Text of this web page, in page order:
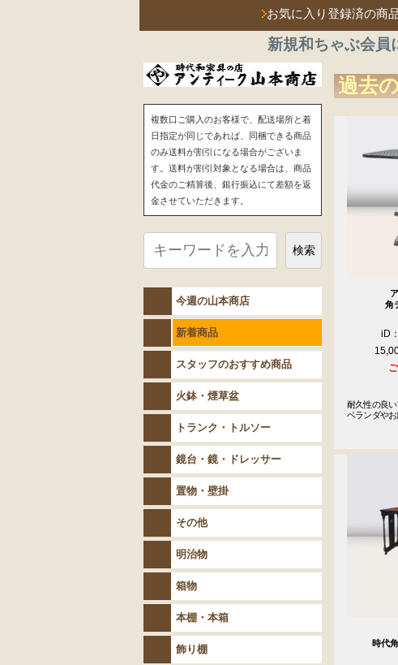
お気に入り登録済の商
新規和ちゃぶ会員
過去
角
iD
耐久性の良
ベランダや
時代
複数口ご購入のお客様で、配送場所と着
日指定が同じであれば、同梱できる商品
のみ送料が割引になる場合がございま
す。送料が割引対象となる場合は、商品
代金のご精算後、銀行振込にて差額を返
金させていただきます。
検索
今週の山本商店
新着商品
スタッフのおすすめ商品
火鉢・煙草盆
トランク・トルソー
鏡台・鏡・ドレッサー
置物・壁掛
その他
明治物
箱物
本棚・本箱
飾り棚